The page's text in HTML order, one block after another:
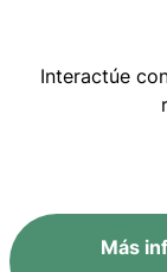
Interactúe
Más